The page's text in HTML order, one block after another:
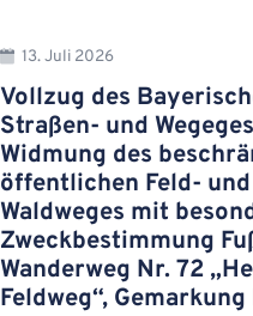
13. Juli 2026
Vollzug des
Straßen- und
Widmung des
öffentlichen Feld- und
Waldweges mit
Zweckbestimmung
Wanderweg Nr. 72
Feldweg“,